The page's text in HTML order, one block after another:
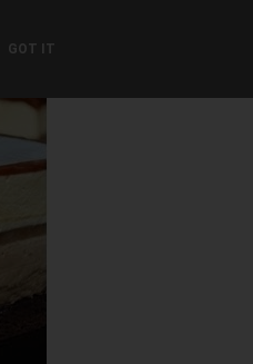
GOT IT